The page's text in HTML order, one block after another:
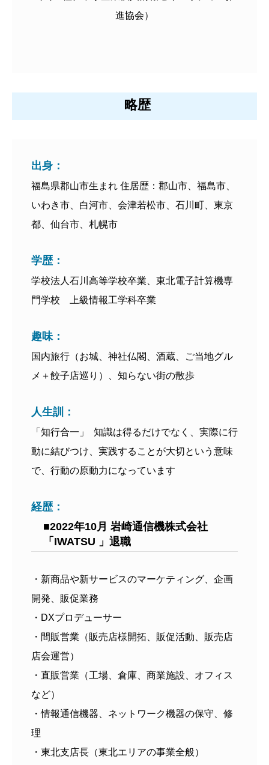
進協会）
略歴
出身：
福島県郡山市生まれ 住居歴：郡山市、福島市、
いわき市、白河市、会津若松市、石川町、東京
都、仙台市、札幌市
学歴：
学校法人石川高等学校卒業、東北電子計算機専
門学校 上級情報工学科卒業
趣味：
国内旅行（お城、神社仏閣、酒蔵、ご当地グル
メ＋餃子店巡り）、知らない街の散歩
人生訓：
「知行合一」 知識は得るだけでなく、実際に行
動に結びつけ、実践することが大切という意味
で、行動の原動力になっています
経歴：
■2022年10月 岩崎通信機株式会社
「IWATSU 」退職
・新商品や新サービスのマーケティング、企画
開発、販促業務
・DXプロデューサー
・間販営業（販売店様開拓、販促活動、販売店
店会運営）
・直販営業（工場、倉庫、商業施設、オフィス
など）
・情報通信機器、ネットワーク機器の保守、修
理
・東北支店長（東北エリアの事業全般）